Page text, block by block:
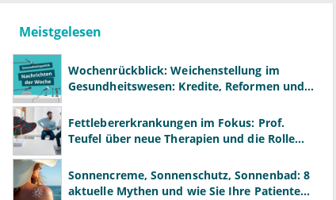
Meistgelesen
Wochenrückblick: Weichenstellung im
Gesundheitswesen: Kredite, Reformen und
Fettlebererkrankungen im Fokus: Prof.
Teufel über neue Therapien und die Rolle
Sonnencreme, Sonnenschutz, Sonnenbad: 8
aktuelle Mythen und wie Sie Ihre Patienten